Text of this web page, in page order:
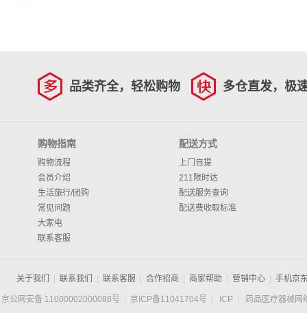
品类齐全，轻松购物 多仓直发，极
购物指南
购物流程
会员介绍
生活旅行/团购
常见问题
大家电
联系客服
配送方式
上门自提
211限时达
配送服务查询
配送费收取标准
关于我们 联系我们 联系客服 合作招商 商家帮助 营销中心 手机京
京公网安备 11000002000088号 京ICP备11041704号 ICP 药品医疗器械网